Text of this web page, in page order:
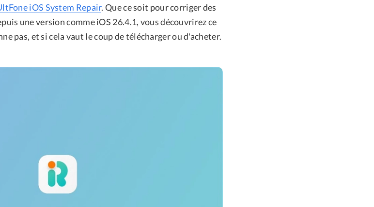
iOS System Repair. Que ce soit pour corriger des
une version comme iOS 26.4.1, vous découvrirez ce
pas, et si cela vaut le coup de télécharger ou d'acheter.